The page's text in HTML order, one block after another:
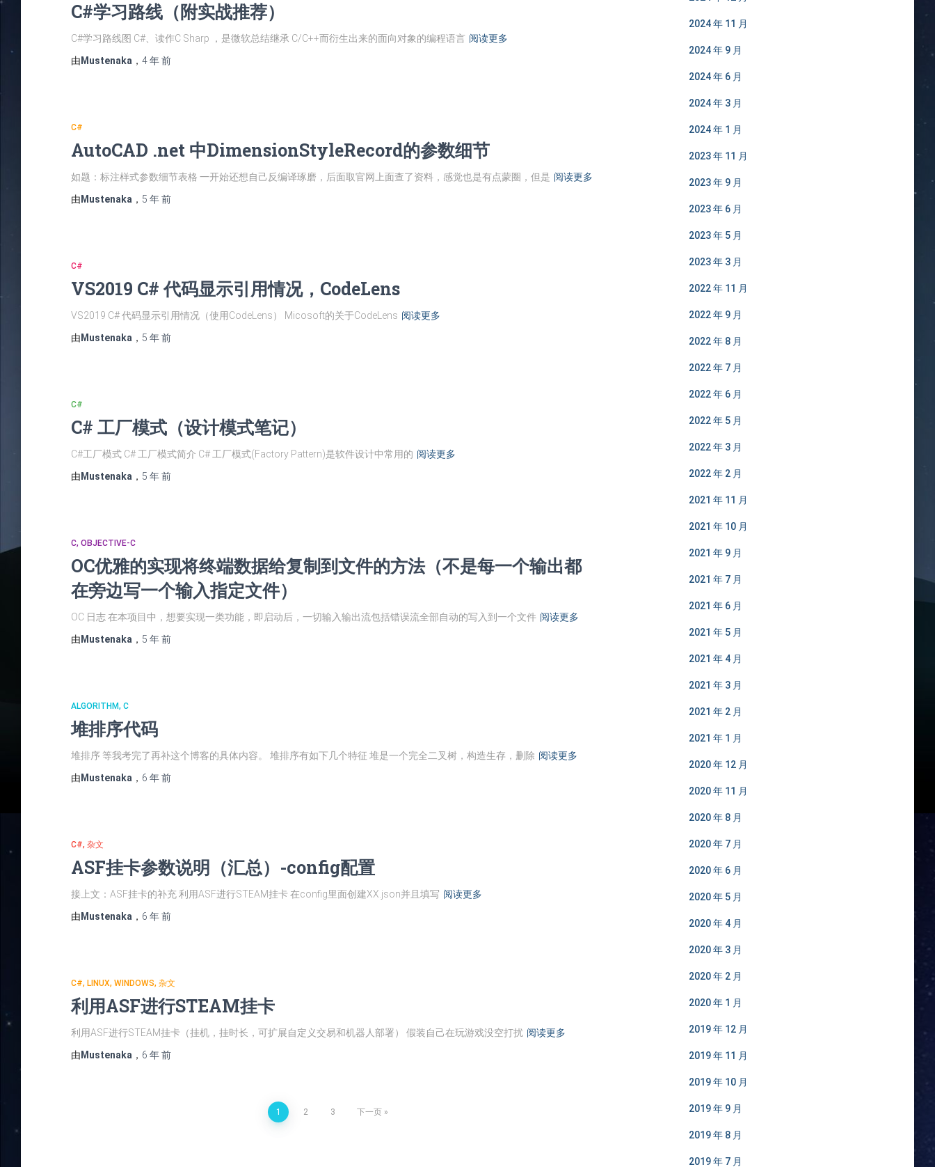
C#学习路线（附实战推荐）
C#学习路线图 C#、读作C Sharp ，是微软总结继承 C/C++而衍生出来的面向对象的编程语言 阅读更多
由 Mustenaka ， 4 年前
C#
AutoCAD .net 中DimensionStyleRecord的参数细节
如题：标注样式参数细节表格 一开始还想自己反编译琢磨，后面取官网上面查了资料，感觉也是有点蒙圈，但是 阅读更多
由 Mustenaka ， 5 年前
C#
VS2019 C# 代码显示引用情况，CodeLens
VS2019 C# 代码显示引用情况（使用CodeLens） Micosoft的关于CodeLens 阅读更多
由 Mustenaka ， 5 年前
C#
C# 工厂模式（设计模式笔记）
C#工厂模式 C# 工厂模式简介 C# 工厂模式(Factory Pattern)是软件设计中常用的 阅读更多
由 Mustenaka ， 5 年前
C OBJECTIVE-C
OC优雅的实现将终端数据给复制到文件的方法（不是每一个输出都
在旁边写一个输入指定文件）
OC 日志 在本项目中，想要实现一类功能，即启动后，一切输入输出流包括错误流全部自动的写入到一个文件 阅读更多
由 Mustenaka ， 5 年前
ALGORITHM C
堆排序代码
堆排序 等我考完了再补这个博客的具体内容。 堆排序有如下几个特征 堆是一个完全二叉树，构造生存，删除 阅读更多
由 Mustenaka ， 6 年前
C# 杂文
ASF挂卡参数说明（汇总）-config配置
接上文：ASF挂卡的补充 利用ASF进行STEAM挂卡 在config里面创建XX.json并且填写 阅读更多
由 Mustenaka ， 6 年前
C# LINUX WINDOWS 杂文
利用ASF进行STEAM挂卡
利用ASF进行STEAM挂卡（挂机，挂时长，可扩展自定义交易和机器人部署） 假装自己在玩游戏没空打扰 阅读更多
由 Mustenaka ， 6 年前
1 2 3 下一页
2024 年 11 月
2024 年 9 月
2024 年 6 月
2024 年 3 月
2024 年 1 月
2023 年 11 月
2023 年 9 月
2023 年 6 月
2023 年 5 月
2023 年 3 月
2022 年 11 月
2022 年 9 月
2022 年 8 月
2022 年 7 月
2022 年 6 月
2022 年 5 月
2022 年 3 月
2022 年 2 月
2021 年 11 月
2021 年 10 月
2021 年 9 月
2021 年 7 月
2021 年 6 月
2021 年 5 月
2021 年 4 月
2021 年 3 月
2021 年 2 月
2021 年 1 月
2020 年 12 月
2020 年 11 月
2020 年 8 月
2020 年 7 月
2020 年 6 月
2020 年 5 月
2020 年 4 月
2020 年 3 月
2020 年 2 月
2020 年 1 月
2019 年 12 月
2019 年 11 月
2019 年 10 月
2019 年 9 月
2019 年 8 月
2019 年 7 月